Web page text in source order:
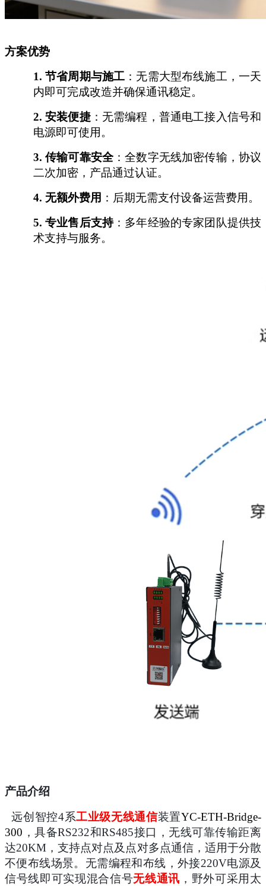
方案优势
1.节省周期与施工 ：无需大型布线施工，一天
内即可完成改造并确保通讯稳定。
2.安装便捷：无需编程，普通电工接入信号和
电源即可使用。
3.传输可靠安全：全数字无线加密传输，协议
二次加密，产品通过认证。
4. 无额外费用 ：后期无需支付设备运营费用。
5.专业售后支持：多年经验的专家团队提供技
术支持与服务。
产品介绍
远创智控4系工业级无线通信装置YC-ETH-Bridge-
300 ，具备RS232和RS485接口，无线可靠传输距离
达20KM，支持点对点及点对多点通信，适用于分散
不便布线场景。无需编程和布线，外接220V电源及
信号线即可实现混合信号无线通讯 ，野外可采用太